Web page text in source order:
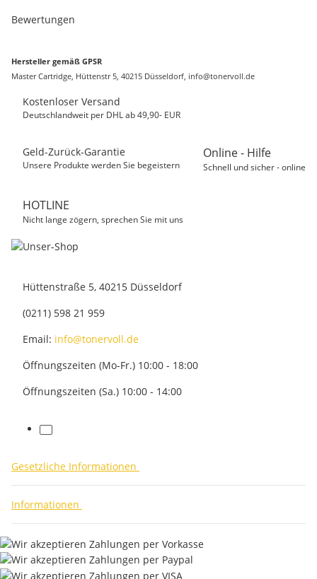
Bewertungen
Hersteller gemäß GPSR
Master Cartridge, Hüttenstr 5, 40215 Düsseldorf, info@tonervoll.de
Kostenloser Versand
Deutschlandweit per DHL ab 49,90- EUR
Geld-Zurück-Garantie
Unsere Produkte werden Sie begeistern
Online - Hilfe
Schnell und sicher - online
HOTLINE
Nicht lange zögern, sprechen Sie mit uns
Hüttenstraße 5, 40215 Düsseldorf
(0211) 598 21 959
Email: info@tonervoll.de
Öffnungszeiten (Mo-Fr.) 10:00 - 18:00
Öffnungszeiten (Sa.) 10:00 - 14:00
facebook
Gesetzliche Informationen
Informationen